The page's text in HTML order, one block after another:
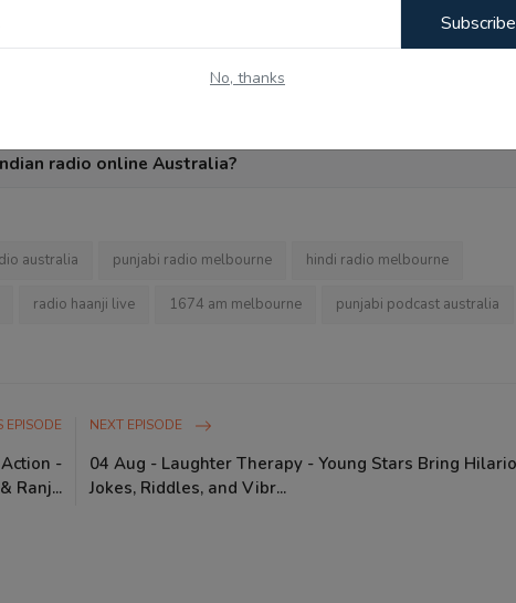
Subscribe
No, thanks
network in Melbourne Punjabi news today?
"Zindagi De Rang" on Radio Haanji?
radio online Australia?
australia punjabi radio melbourne hindi radio melbourne
radio haanji live 1674 am melbourne punjabi podcast australia
EPISODE
-
Ranj...
NEXT EPISODE
04 Aug - Laughter Therapy - Young Stars Bring
Jokes, Riddles, and Vibr...